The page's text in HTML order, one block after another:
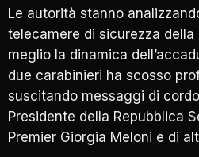
Le autorità stanno
telecamere di sicurezza
meglio la dinamica
due carabinieri ha scosso
suscitando messaggi di
Presidente della Repubblica
Premier Giorgia Meloni e di